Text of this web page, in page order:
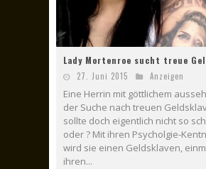
Lady Mortenroe sucht treue
27. Juni 2015 Anzeigen
Eine Herrin mit göttlichem
der Suche nach treuen
sollte doch eigentlich nicht so
oder ? Mit ihren Psycholgie-
wird sie einen Geldsklaven,
ihren...